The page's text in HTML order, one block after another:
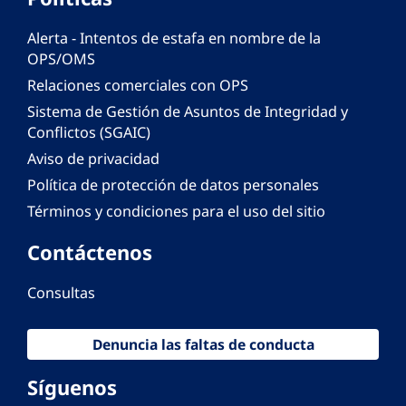
Alerta - Intentos de estafa en nombre de la
OPS/OMS
Relaciones comerciales con OPS
Sistema de Gestión de Asuntos de Integridad y
Conflictos (SGAIC)
Aviso de privacidad
Política de protección de datos personales
Términos y condiciones para el uso del sitio
Contáctenos
Consultas
Denuncia las faltas de conducta
Síguenos